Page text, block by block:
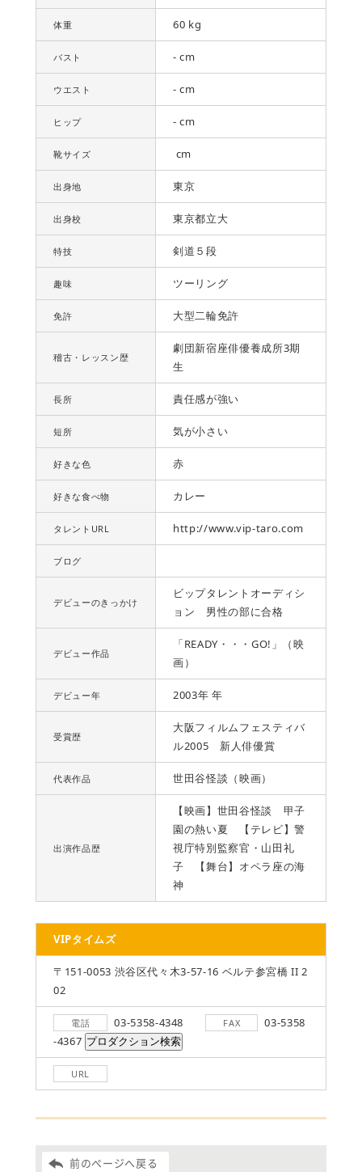
体重 60 kg
バスト - cm
ウエスト - cm
ヒップ - cm
靴サイズ cm
出身地 東京
出身校 東京都立大
特技 剣道５段
趣味 ツーリング
免許 大型二輪免許
稽古・レッスン歴
劇団新宿座俳優養成所3期
生
長所 責任感が強い
短所 気が小さい
好きな色 赤
好きな食べ物 カレー
タレントURL http://www.vip-taro.com
ブログ
デビューのきっかけ
ビップタレントオーディシ
ョン 男性の部に合格
デビュー作品
「READY・・・GO!」（映
画）
デビュー年 2003年 年
受賞歴
大阪フィルムフェスティバ
ル2005 新人俳優賞
代表作品 世田谷怪談（映画）
出演作品歴
【映画】世田谷怪談 甲子
園の熱い夏 【テレビ】警
視庁特別監察官・山田礼
子 【舞台】オペラ座の海
神
VIPタイムズ
〒151-0053 渋谷区代々木3-57-16 ベルテ参宮橋 II 2
02
電話 03-5358-4348 FAX
03-5358
-4367
URL
前のページへ戻る